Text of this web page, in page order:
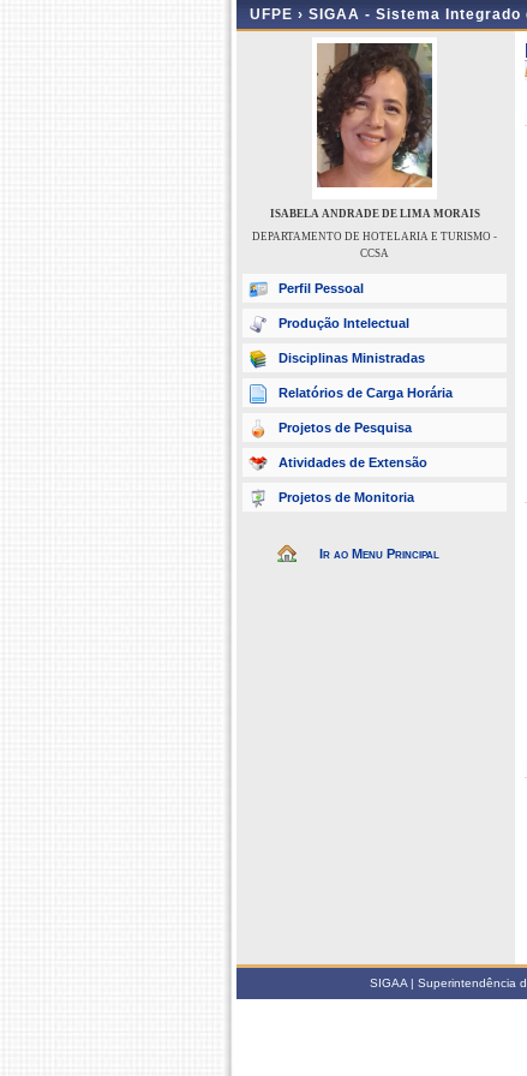
UFPE › SIGAA - Sistema
ISABELA ANDRADE DE LIMA MORAIS
DEPARTAMENTO DE HOTELARIA E TURISMO -
CCSA
Perfil Pessoal
Produção Intelectual
Disciplinas Ministradas
Relatórios de Carga Horária
Projetos de Pesquisa
Atividades de Extensão
Projetos de Monitoria
Ir ao Menu Principal
SIGAA | Superintendência